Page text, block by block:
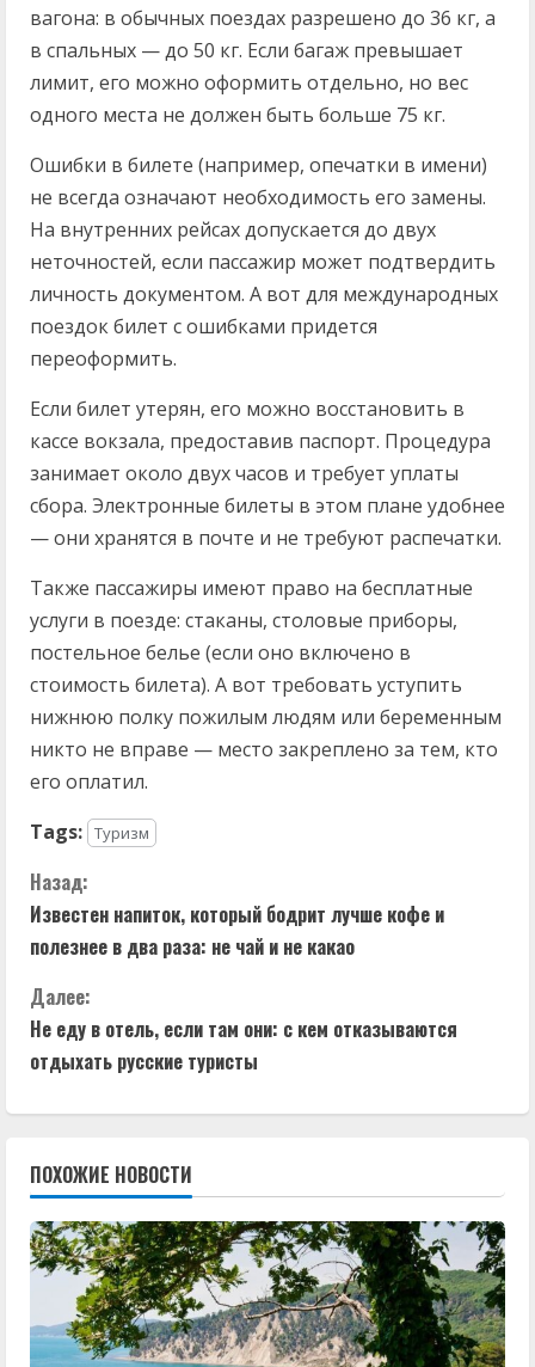
вагона: в обычных поездах разрешено до 36 кг, а
в спальных — до 50 кг. Если багаж превышает
лимит, его можно оформить отдельно, но вес
одного места не должен быть больше 75 кг.
Ошибки в билете (например, опечатки в имени)
не всегда означают необходимость его замены.
На внутренних рейсах допускается до двух
неточностей, если пассажир может подтвердить
личность документом. А вот для международных
поездок билет с ошибками придется
переоформить.
Если билет утерян, его можно восстановить в
кассе вокзала, предоставив паспорт. Процедура
занимает около двух часов и требует уплаты
сбора. Электронные билеты в этом плане удобнее
— они хранятся в почте и не требуют распечатки.
Также пассажиры имеют право на бесплатные
услуги в поезде: стаканы, столовые приборы,
постельное белье (если оно включено в
стоимость билета). А вот требовать уступить
нижнюю полку пожилым людям или беременным
никто не вправе — место закреплено за тем, кто
его оплатил.
Tags: Туризм
П
р
о
д
ж
и
ь
Назад:
Известен напиток, который бодрит лучше кофе и
полезнее в два раза: не чай и не какао
Далее:
Не еду в отель, если там они: с кем отказываются
отдыхать русские туристы
ПОХОЖИЕ НОВОСТИ